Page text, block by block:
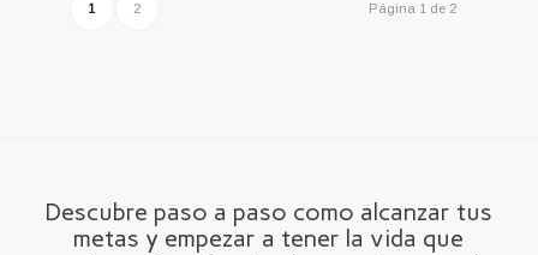
Página 1 de 2
1 2
Descubre paso a paso como alcanzar tus
metas y empezar a tener la vida que